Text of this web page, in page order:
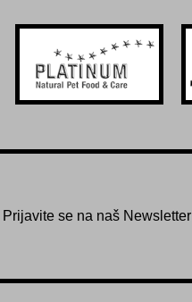
Prijavite se na naš Newsletter